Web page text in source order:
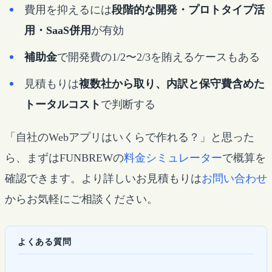
費用を抑えるには段階的な開発・プロトタイプ活
用・SaaS併用 が有効
補助金で開発費の1/2〜2/3を賄えるケースもある
見積もりは複数社から取り、内訳と保守費含めた
トータルコスト で判断する
「自社のWebアプリはいくらで作れる？」と思った
ら、まずはFUNBREWの料金シミュレーターで概算を
確認できます。より詳しいお見積もりはお問い合わせ
からお気軽にご相談ください。
よくある質問